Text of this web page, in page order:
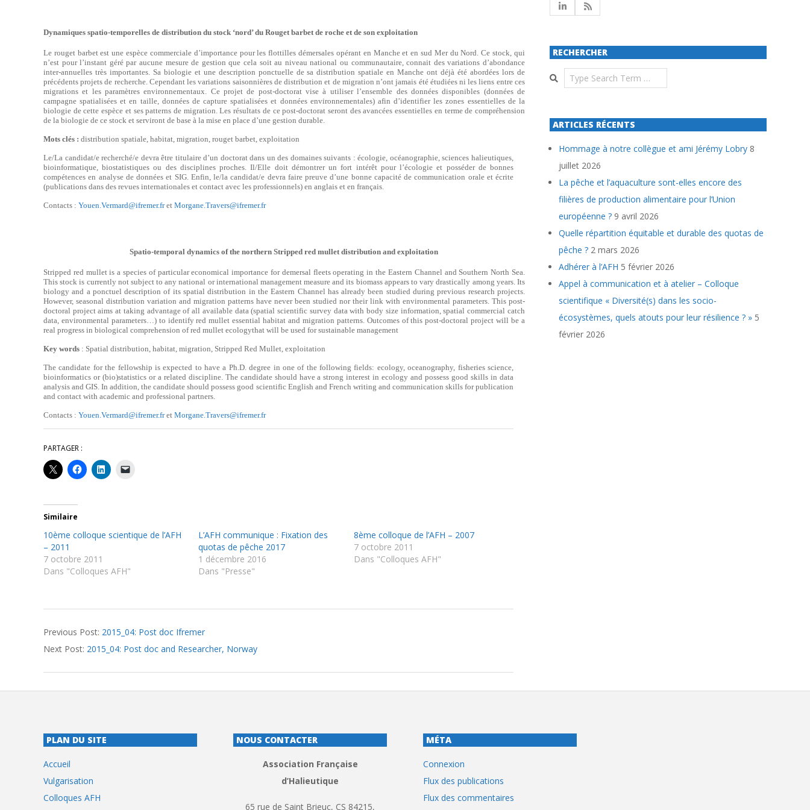
Dynamiques spatio-temporelles de distribution du stock ‘nord’ du Rouget barbet de roche et de son exploitation
Le rouget barbet est une espèce commerciale d’importance pour les flottilles démersales opérant en Manche et en sud Mer du Nord. Ce stock, qui
n’est pour l’instant géré par aucune mesure de gestion que cela soit au niveau national ou communautaire, connait des variations d’abondance
inter-annuelles très importantes. Sa biologie et une description ponctuelle de sa distribution spatiale en Manche ont déjà été abordées lors de
précédents projets de recherche. Cependant les variations saisonnières de distribution et de migration n’ont jamais été étudiées ni les liens entre ces
migrations et les paramètres environnementaux. Ce projet de post-doctorat vise à utiliser l’ensemble des données disponibles (données de
campagne spatialisées et en taille, données de capture spatialisées et données environnementales) afin d’identifier les zones essentielles de la
biologie de cette espèce et ses patterns de migration. Les résultats de ce post-doctorat seront des avancées essentielles en terme de compréhension
de la biologie de ce stock et serviront de base à la mise en place d’une gestion durable.
Mots clés : distribution spatiale, habitat, migration, rouget barbet, exploitation
Le/La candidat/e recherché/e devra être titulaire d’un doctorat dans un des domaines suivants : écologie, océanographie, sciences halieutiques,
bioinformatique, biostatistiques ou des disciplines proches. Il/Elle doit démontrer un fort intérêt pour l’écologie et posséder de bonnes
compétences en analyse de données et SIG. Enfin, le/la candidat/e devra faire preuve d’une bonne capacité de communication orale et écrite
(publications dans des revues internationales et contact avec les professionnels) en anglais et en français.
Contacts : Youen.Vermard@ifremer.fret Morgane.Travers@ifremer.fr
Spatio-temporal dynamics of the northern Stripped red mullet distribution and exploitation
Stripped red mullet is a species of particular economical importance for demersal fleets operating in the Eastern Channel and Southern North Sea.
This stock is currently not subject to any national or international management measure and its biomass appears to vary drastically among years. Its
biology and a ponctuel description of its spatial distribution in the Eastern Channel has already been studied during previous research projects.
However, seasonal distribution variation and migration patterns have never been studied nor their link with environmental parameters. This post-
doctoral project aims at taking advantage of all available data (spatial scientific survey data with body size information, spatial commercial catch
data, environmental parameters…) to identify red mullet essential habitat and migration patterns. Outcomes of this post-doctoral project will be a
real progress in biological comprehension of red mullet ecologythat will be used for sustainable management
Key words : Spatial distribution, habitat, migration, Stripped Red Mullet, exploitation
The candidate for the fellowship is expected to have a Ph.D. degree in one of the following fields: ecology, oceanography, fisheries science,
bioinformatics or (bio)statistics or a related discipline. The candidate should have a strong interest in ecology and possess good skills in data
analysis and GIS. In addition, the candidate should possess good scientific English and French writing and communication skills for publication
and contact with academic and professional partners.
Contacts : Youen.Vermard@ifremer.fret Morgane.Travers@ifremer.fr
PARTAGER :
Similaire
10ème colloque scientique de l’AFH
– 2011
7 octobre 2011
Dans "Colloques AFH"
L’AFH communique : Fixation des
quotas de pêche 2017
1 décembre 2016
Dans "Presse"
8ème colloque de l’AFH – 2007
7 octobre 2011
Dans "Colloques AFH"
09-
22
Previous Post: 2015_04: Post doc Ifremer
Next Post: 2015_04: Post doc and Researcher, Norway
RECHERCHER
Search
ARTICLES RÉCENTS
Hommage à notre collègue et ami Jérémy Lobry 8
juillet 2026
La pêche et l’aquaculture sont-elles encore des
filières de production alimentaire pour l’Union
européenne ? 9 avril 2026
Quelle répartition équitable et durable des quotas de
pêche ? 2 mars 2026
Adhérer à l’AFH 5 février 2026
Appel à communication et à atelier – Colloque
scientifique « Diversité(s) dans les socio-
écosystèmes, quels atouts pour leur résilience ? » 5
février 2026
PLAN DU SITE
Accueil
Vulgarisation
Colloques AFH
NOUS CONTACTER
Association Française
d’Halieutique
65 rue de Saint Brieuc, CS 84215,
MÉTA
Connexion
Flux des publications
Flux des commentaires